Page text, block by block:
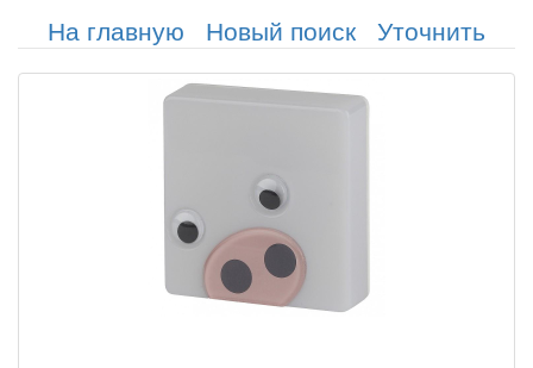
На главную Новый поиск Уточнить